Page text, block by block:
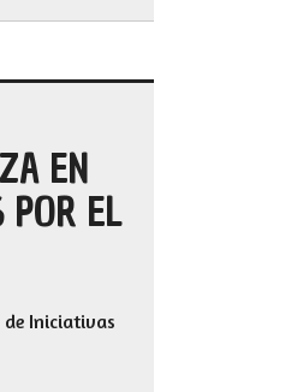
EN
EL
de Iniciativas